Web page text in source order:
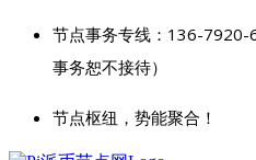
节点事务专线：136-7920-
事务恕不接待）
节点枢纽，势能聚合！